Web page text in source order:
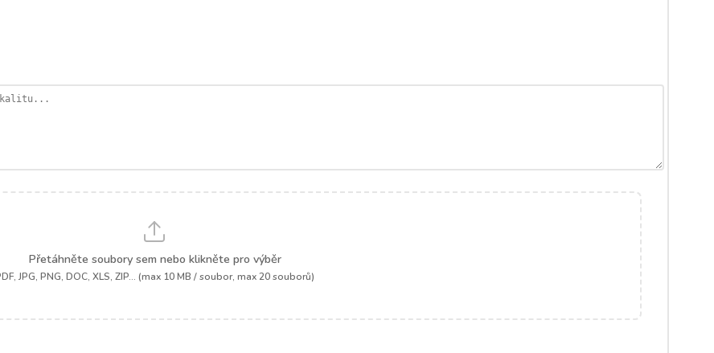
Přetáhněte soubory sem nebo klikněte pro výběr
JPG, PNG, DOC, XLS, ZIP... (max 10 MB / soubor, max 20 souborů)